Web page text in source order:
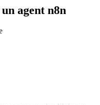
agent n8n